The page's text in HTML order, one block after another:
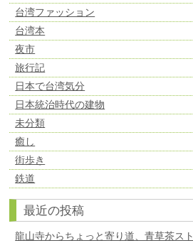
台湾ファッション
台湾本
夜市
旅行記
日本で台湾気分
日本統治時代の建物
未分類
癒し
街歩き
鉄道
最近の投稿
龍山寺からちょっと寄り道、青草茶スト